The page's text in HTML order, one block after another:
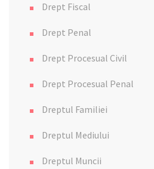
Drept Fiscal
Drept Penal
Drept Procesual Civil
Drept Procesual Penal
Dreptul Familiei
Dreptul Mediului
Dreptul Muncii